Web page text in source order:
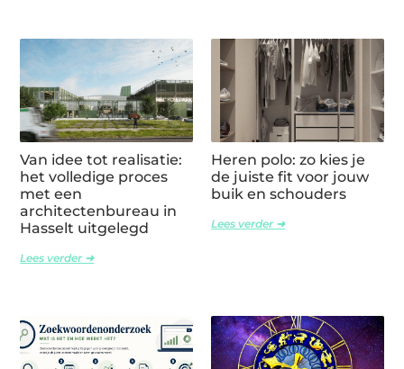
Van idee tot realisatie:
het volledige proces
met een
architectenbureau in
Hasselt uitgelegd
Lees verder ➜
Heren polo: zo kies je
de juiste fit voor jouw
buik en schouders
Lees verder ➜